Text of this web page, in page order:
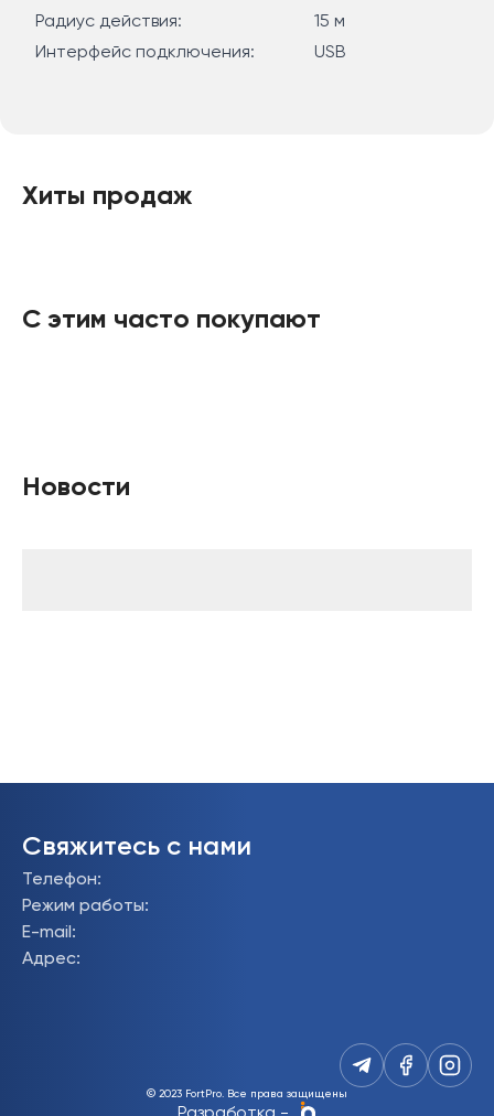
Радиус действия:
15 м
Интерфейс подключения:
USB
Хиты продаж
С этим часто покупают
Новости
Свяжитесь с нами
Телефон:
Режим работы:
E-mail :
Адрес:
© 2023 FortPro. Все права защищены